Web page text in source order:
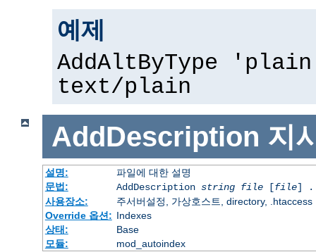
예제
AddAltByType
text/plain
AddDescription 지
설명:
파일에 대한 설명
문법:
AddDescription string file[file]
사용장소:
주서버설정, 가상호스트, directory, .htaccess
Override 옵션: Indexes
상태:
Base
모듈:
mod_autoindex